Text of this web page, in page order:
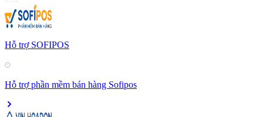
Hỗ trợ SOFIPOS
Hỗ trợ phần mềm bán hàng Sofipos